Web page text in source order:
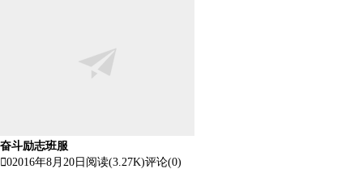
奋斗励志班服
02016年8月20日 阅读(3.27K)评论(0)